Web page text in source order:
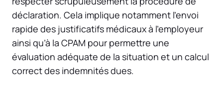
déclaration. Cela implique notamment l’envoi
rapide des justificatifs médicaux à l’employeur
ainsi qu’à la CPAM pour permettre une
évaluation adéquate de la situation et un calcul
correct des indemnités dues.